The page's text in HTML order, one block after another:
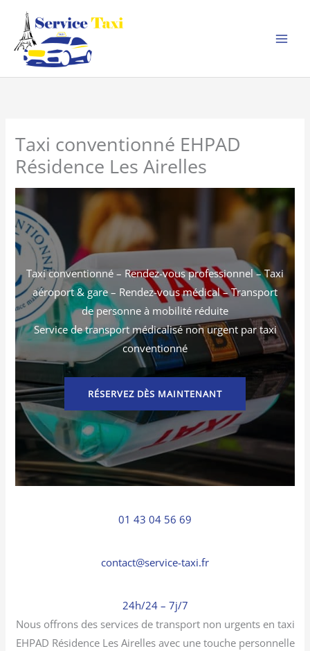
contenu
Taxi conventionné EHPAD
Résidence Les Airelles
Taxi conventionné – Rendez-vous professionnel – Taxi
aéroport & gare – Rendez-vous médical – Transport
de personne à mobilité réduite
Service de transport médicalisé non urgent par taxi
conventionné
RÉSERVEZ DÈS MAINTENANT
01 43 04 56 69
contact@service-taxi.fr
24h/24 – 7j/7
Nous offrons des services de transport non urgents en taxi
EHPAD Résidence Les Airelles avec une touche personnelle